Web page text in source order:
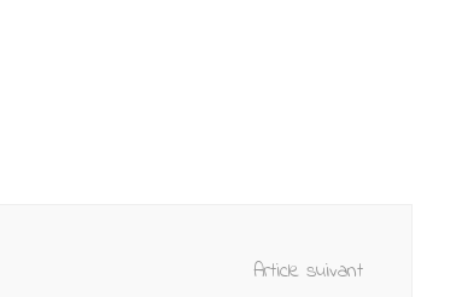
Article suivant